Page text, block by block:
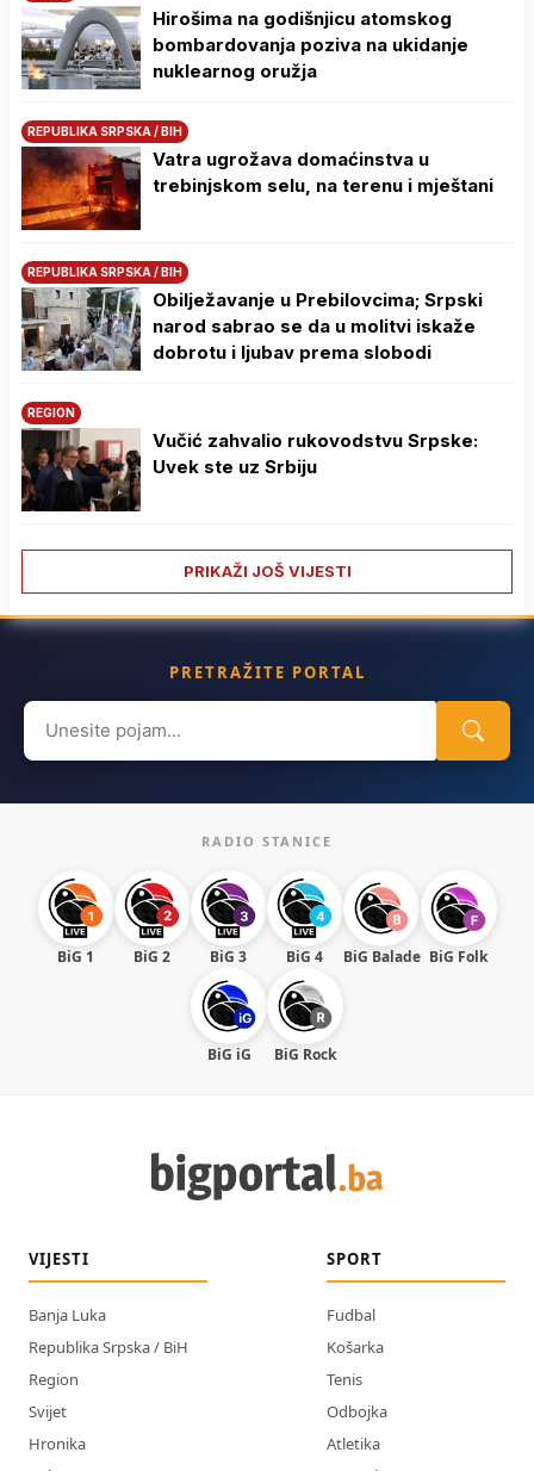
Hirošima na godišnjicu atomskog
bombardovanja poziva na ukidanje
nuklearnog oružja
REPUBLIKA SRPSKA / BIH
Vatra ugrožava domaćinstva u
trebinjskom selu, na terenu i mještani
REPUBLIKA SRPSKA / BIH
Obilježavanje u Prebilovcima; Srpski
narod sabrao se da u molitvi iskaže
dobrotu i ljubav prema slobodi
REGION
Vučić zahvalio rukovodstvu Srpske:
Uvek ste uz Srbiju
PRIKAŽI JOŠ VIJESTI
PRETRAŽITE PORTAL
Search
for:
RADIO STANICE
BiG 1 BiG 2 BiG 3 BiG 4 BiG Balade BiG Folk
BiG iG BiG Rock
VIJESTI
Banja Luka
Republika Srpska / BiH
Region
Svijet
Hronika
SPORT
Fudbal
Košarka
Tenis
Odbojka
Atletika